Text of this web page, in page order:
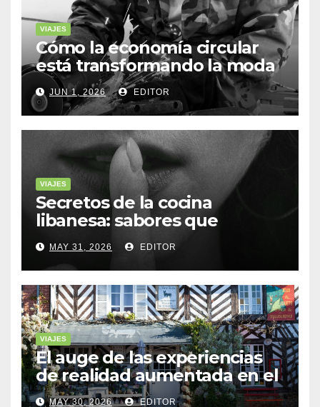
VIAJES
Cómo la economía circular
está transformando la moda
sostenible
JUN 1, 2026 EDITOR
VIAJES
Secretos de la cocina
libanesa: sabores que
cuentan historias
MAY 31, 2026 EDITOR
VIAJES
El auge de las experiencias
de realidad aumentada en el
turismo
MAY 30, 2026 EDITOR